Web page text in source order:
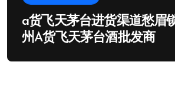
a货飞天茅台进货渠道愁眉
州A货飞天茅台酒批发商